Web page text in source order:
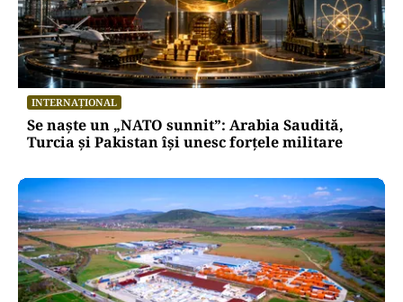
INTERNAȚIONAL
Se naște un „NATO sunnit”: Arabia Saudită,
Turcia și Pakistan își unesc forțele militare